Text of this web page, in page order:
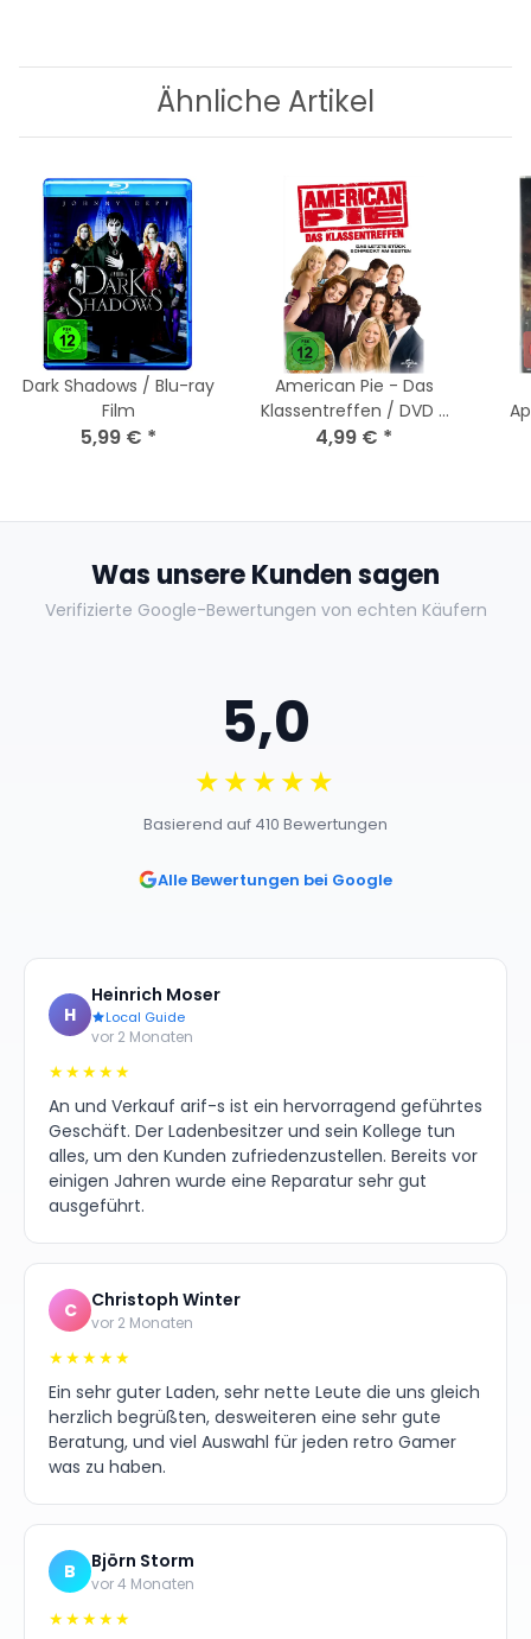
Ähnliche Artikel
Dark Shadows / Blu-ray
Film
5,99 € *
American Pie - Das
Klassentreffen / DVD -
Top Zustand
4,99 € *
Was unsere Kunden sagen
Verifizierte Google-Bewertungen von echten Käufern
5,0
★★★★★
Basierend auf 410 Bewertungen
Alle Bewertungen bei Google
H
Heinrich Moser
Local Guide
vor 2 Monaten
★★★★★
An und Verkauf arif-s ist ein hervorragend geführtes
Geschäft. Der Ladenbesitzer und sein Kollege tun
alles, um den Kunden zufriedenzustellen. Bereits vor
einigen Jahren wurde eine Reparatur sehr gut
ausgeführt.
C Christoph Winter
vor 2 Monaten
★★★★★
Ein sehr guter Laden, sehr nette Leute die uns gleich
herzlich begrüßten, desweiteren eine sehr gute
Beratung, und viel Auswahl für jeden retro Gamer
was zu haben.
B Björn Storm
vor 4 Monaten
★★★★★